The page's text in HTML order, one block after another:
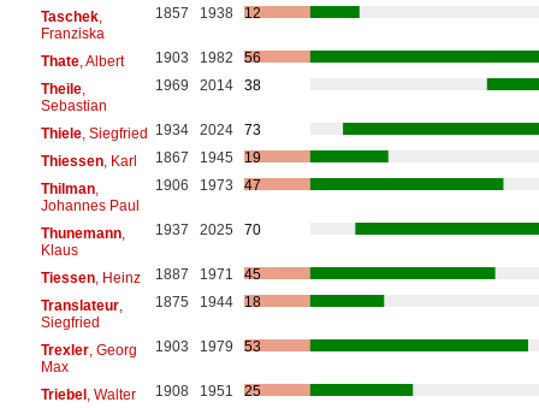
Taschek,
Franziska
1857 1938 12
Thate, Albert 1903 1982
56
Theile,
Sebastian
1969 2014 38
Thiele, Siegfried 1934 2024
73
Thiessen, Karl 1867 1945
19
Thilman,
Johannes Paul
1906 1973 47
Thunemann,
Klaus
1937 2025 70
Tiessen, Heinz 1887 1971
45
Translateur,
Siegfried
1875 1944 18
Trexler, Georg
Max
1903 1979 53
Triebel, Walter 1908 1951
25